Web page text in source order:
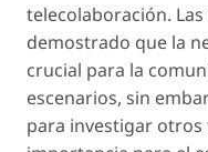
telecolaboración.
demostrado que la
crucial para la
escenarios, sin
para investigar otros